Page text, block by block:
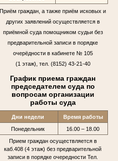
Приём граждан, а также приём исковых и
других заявлений осуществляется в
приёмной суда помощником судьи без
предварительной записи в порядке
очерёдности в кабинете № 105
(1 этаж), тел. (8152) 43-21-40
График приема граждан
председателем суда по
вопросам организации
работы суда
Дни недели
Время работы
Понедельник
16.00 – 18.00
Прием граждан осуществляется в
каб.408 (4 этаж) без предварительной
записи в порядке очередности Тел.